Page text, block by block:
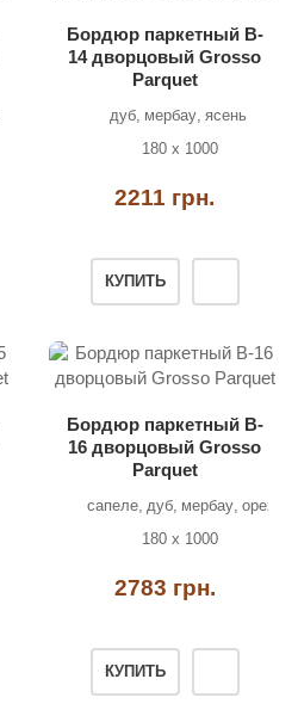
Бордюр паркетный B-
14 дворцовый Grosso
Parquet
дуб мербау ясень
180 х 1000
2211 грн.
КУПИТЬ
Бордюр паркетный B-
16 дворцовый Grosso
Parquet
сапеле дуб мербау орех
180 х 1000
2783 грн.
КУПИТЬ